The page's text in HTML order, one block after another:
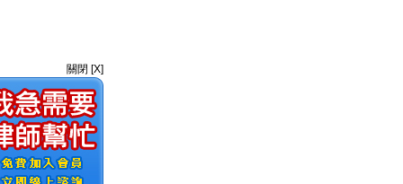
關閉 [X]